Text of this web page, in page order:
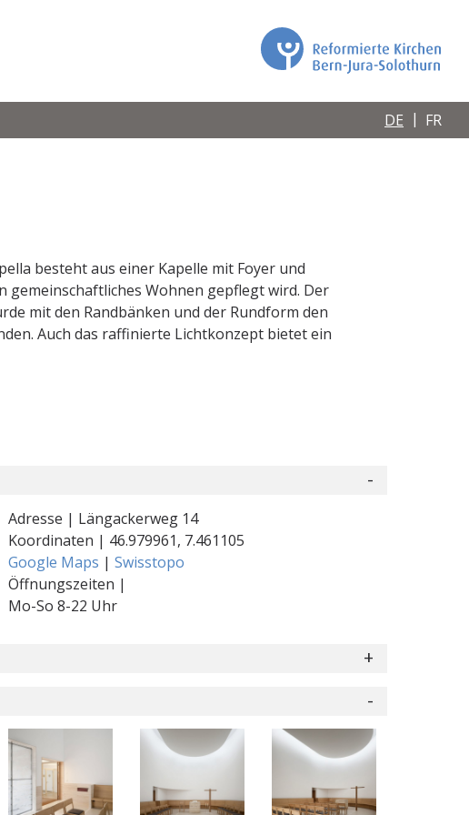
DE FR
besteht aus einer Kapelle mit Foyer und
gemeinschaftliches Wohnen gepflegt wird. Der
mit den Randbänken und der Rundform den
Auch das raffinierte Lichtkonzept bietet ein
Adresse | Längackerweg 14
Koordinaten | 46.979961, 7.461105
Google Maps | Swisstopo
Öffnungszeiten |
Mo-So 8-22 Uhr